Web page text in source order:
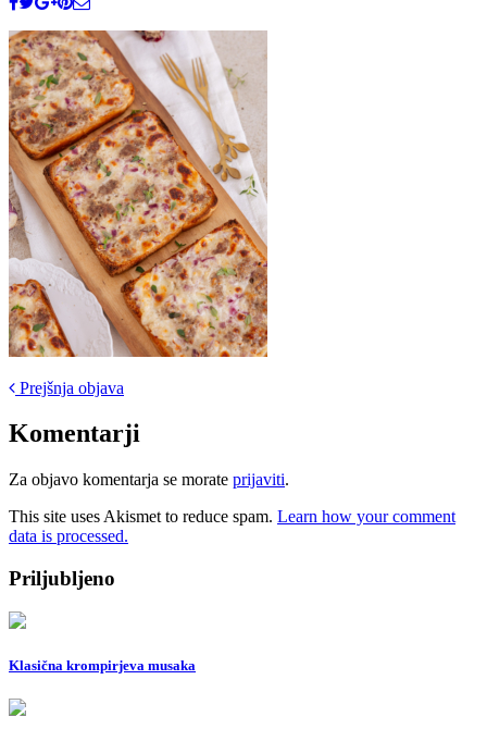
Post
navigation
Prejšnja objava
Komentarji
Za objavo komentarja se morate prijaviti.
This site uses Akismet to reduce spam. Learn how your comment
data is processed.
Priljubljeno
Klasična krompirjeva musaka